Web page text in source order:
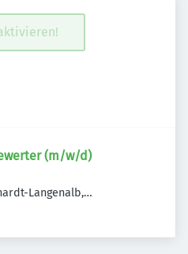
(m/w/d)
Langenalb,